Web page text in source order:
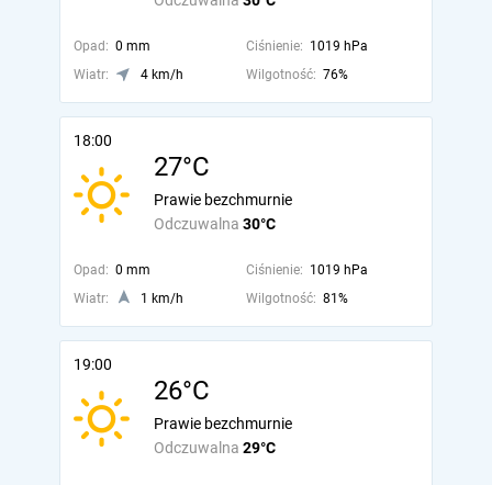
Opad: 0 mm Ciśnienie: 1019 hPa
Wiatr:
4 km/h Wilgotność: 76%
18:00
27°C
Odczuwalna 30°C
Prawie bezchmurnie
Opad: 0 mm Ciśnienie: 1019 hPa
Wiatr:
1 km/h Wilgotność: 81%
19:00
26°C
Odczuwalna 29°C
Prawie bezchmurnie